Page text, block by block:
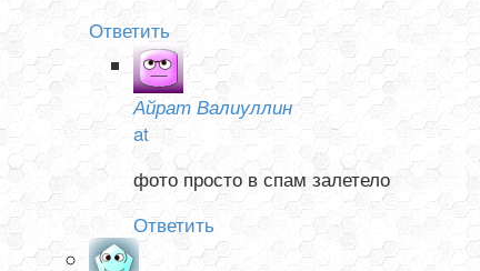
Ответить
Айрат Валиуллин
at
фото просто в спам залетело
Ответить